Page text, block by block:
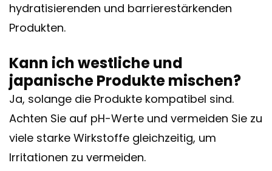
hydratisierenden und barrierestärkenden
Produkten.
Kann ich westliche und
japanische Produkte mischen?
Ja, solange die Produkte kompatibel sind.
Achten Sie auf pH-Werte und vermeiden Sie zu
viele starke Wirkstoffe gleichzeitig, um
Irritationen zu vermeiden.